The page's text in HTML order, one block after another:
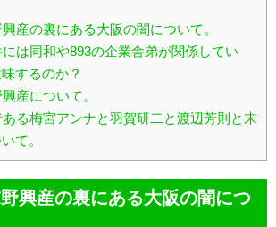
産の裏にある大阪の闇について。
は同和や893の企業舎弟が関係してい
するのか？
産について。
る梅宮アンナと羽賀研二と渡辺芳則と末
て。
興産の裏にある大阪の闇につ